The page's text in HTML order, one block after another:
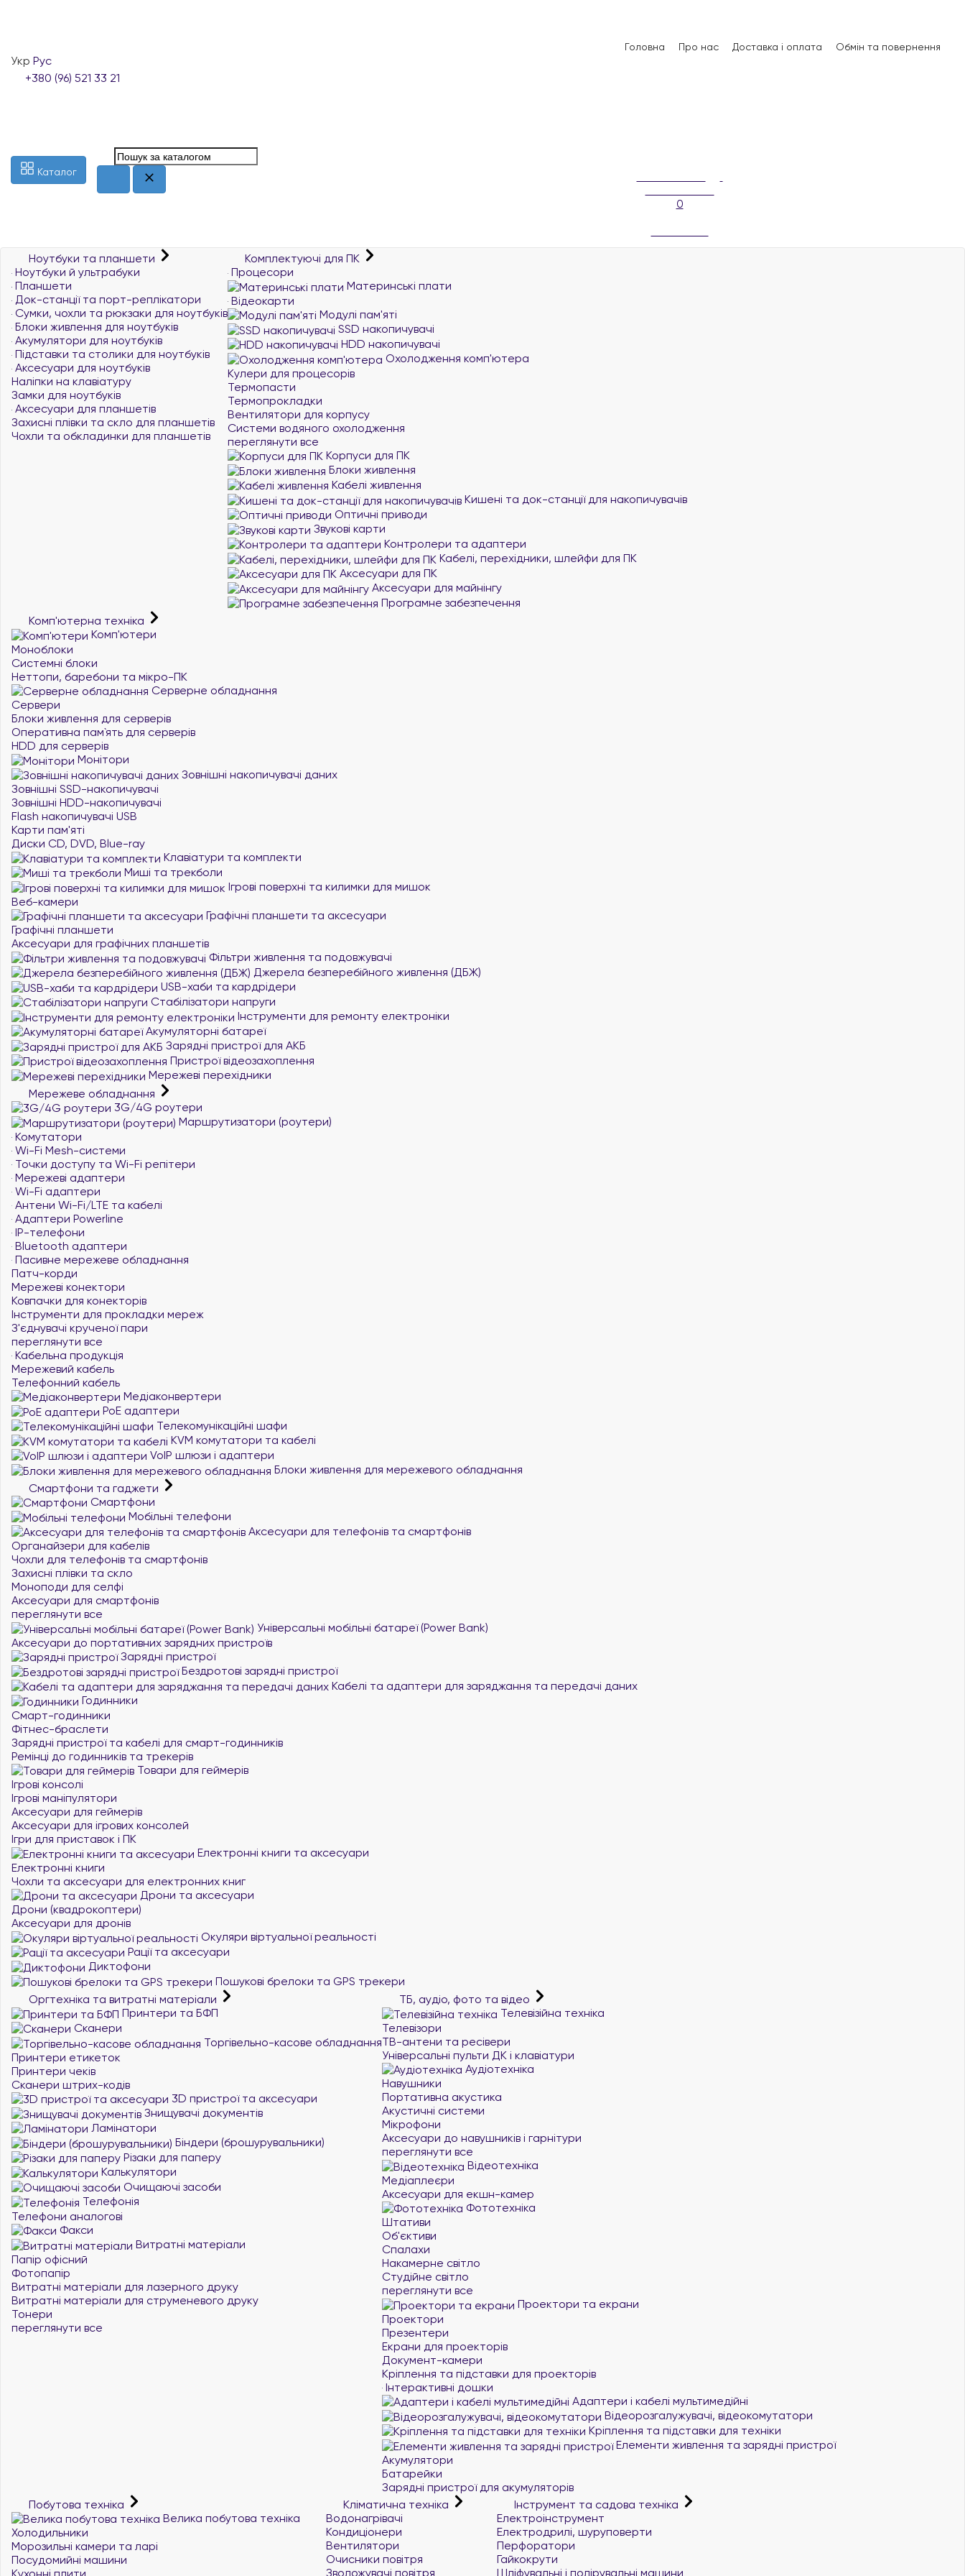
Головна Про нас Доставка і оплата Обмін та повернення
Укр Рус
+380 (96) 521 33 21
Каталог
0
Ноутбуки та планшети
Ноутбуки й ультрабуки
Планшети
Док-станції та порт-реплікатори
Сумки, чохли та рюкзаки для ноутбуків
Блоки живлення для ноутбуків
Акумулятори для ноутбуків
Підставки та столики для ноутбуків
Аксесуари для ноутбуків
Наліпки на клавіатуру
Замки для ноутбуків
Аксесуари для планшетів
Захисні плівки та скло для планшетів
Чохли та обкладинки для планшетів
Комплектуючі для ПК
Процесори
Материнські плати
Відеокарти
Модулі пам'яті
SSD накопичувачі
HDD накопичувачі
Охолодження комп'ютера
Кулери для процесорів
Термопасти
Термопрокладки
Вентилятори для корпусу
Системи водяного охолодження
переглянути все
Корпуси для ПК
Блоки живлення
Кабелі живлення
Кишені та док-станції для накопичувачів
Оптичні приводи
Звукові карти
Контролери та адаптери
Кабелі, перехідники, шлейфи для ПК
Аксесуари для ПК
Аксесуари для майнінгу
Програмне забезпечення
Комп'ютерна техніка
Комп'ютери
Моноблоки
Системні блоки
Неттопи, баребони та мікро-ПК
Серверне обладнання
Сервери
Блоки живлення для серверів
Оперативна пам`ять для серверів
HDD для серверів
Монітори
Зовнішні накопичувачі даних
Зовнішні SSD-накопичувачі
Зовнішні HDD-накопичувачі
Flash накопичувачі USB
Карти пам'яті
Диски CD, DVD, Blue-ray
Клавіатури та комплекти
Миші та трекболи
Ігрові поверхні та килимки для мишок
Веб-камери
Графічні планшети та аксесуари
Графічні планшети
Аксесуари для графічних планшетів
Фільтри живлення та подовжувачі
Джерела безперебійного живлення (ДБЖ)
USB-хаби та кардрідери
Стабілізатори напруги
Інструменти для ремонту електроніки
Акумуляторні батареї
Зарядні пристрої для АКБ
Пристрої відеозахоплення
Мережеві перехідники
Мережеве обладнання
3G/4G роутери
Маршрутизатори (роутери)
Комутатори
Wi-Fi Mesh-системи
Точки доступу та Wi-Fi репітери
Мережеві адаптери
Wi-Fi адаптери
Антени Wi-Fi/LTE та кабелі
Адаптери Powerline
IP-телефони
Bluetooth адаптери
Пасивне мережеве обладнання
Патч-корди
Мережеві конектори
Ковпачки для конекторів
Інструменти для прокладки мереж
З'єднувачі крученої пари
переглянути все
Кабельна продукція
Мережевий кабель
Телефонний кабель
Медіаконвертери
PoE адаптери
Телекомунікаційні шафи
KVM комутатори та кабелі
VoIP шлюзи і адаптери
Блоки живлення для мережевого обладнання
Смартфони та гаджети
Смартфони
Мобільні телефони
Аксесуари для телефонів та смартфонів
Органайзери для кабелів
Чохли для телефонів та смартфонів
Захисні плівки та скло
Моноподи для селфі
Аксесуари для смартфонів
переглянути все
Універсальні мобільні батареї (Power Bank)
Аксесуари до портативних зарядних пристроїв
Зарядні пристрої
Бездротові зарядні пристрої
Кабелі та адаптери для заряджання та передачі даних
Годинники
Смарт-годинники
Фітнес-браслети
Зарядні пристрої та кабелі для смарт-годинників
Ремінці до годинників та трекерів
Товари для геймерів
Ігрові консолі
Ігрові маніпулятори
Аксесуари для геймерів
Аксесуари для ігрових консолей
Ігри для приставок і ПК
Електронні книги та аксесуари
Електронні книги
Чохли та аксесуари для електронних книг
Дрони та аксесуари
Дрони (квадрокоптери)
Аксесуари для дронів
Окуляри віртуальної реальності
Рації та аксесуари
Диктофони
Пошукові брелоки та GPS трекери
Оргтехніка та витратні матеріали
Принтери та БФП
Сканери
Торгівельно-касове обладнання
Принтери етикеток
Принтери чеків
Сканери штрих-кодів
3D пристрої та аксесуари
Знищувачі документів
Ламінатори
Біндери (брошурувальники)
Різаки для паперу
Калькулятори
Очищаючі засоби
Телефонія
Телефони аналогові
Факси
Витратні матеріали
Папір офісний
Фотопапір
Витратні матеріали для лазерного друку
Витратні матеріали для струменевого друку
Тонери
переглянути все
ТБ, аудіо, фото та відео
Телевізійна техніка
Телевізори
ТВ-антени та ресівери
Універсальні пульти ДК і клавіатури
Аудіотехніка
Навушники
Портативна акустика
Акустичні системи
Мікрофони
Аксесуари до навушників і гарнітури
переглянути все
Відеотехніка
Медіаплеєри
Аксесуари для екшн-камер
Фототехніка
Штативи
Об'єктиви
Спалахи
Накамерне світло
Студійне світло
переглянути все
Проектори та екрани
Проектори
Презентери
Екрани для проекторів
Документ-камери
Кріплення та підставки для проекторів
Інтерактивні дошки
Адаптери і кабелі мультимедійні
Відеорозгалужувачі, відеокомутатори
Кріплення та підставки для техніки
Елементи живлення та зарядні пристрої
Акумулятори
Батарейки
Зарядні пристрої для акумуляторів
Побутова техніка
Велика побутова техніка
Холодильники
Морозильні камери та ларі
Посудомийні машини
Кліматична техніка
Водонагрівачі
Кондиціонери
Вентилятори
Очисники повітря
Зволожувачі повітря
Інструмент та садова техніка
Електроінструмент
Електродрилі, шуруповерти
Перфоратори
Гайкокрути
Шліфувальні і полірувальні машини